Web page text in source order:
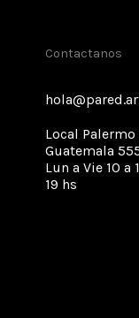
Contactanos
Local
Guatemala
Lun a Vie 10 a
19 hs